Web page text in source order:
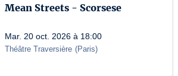
Mean Streets - Scorsese
Mar. 20 oct. 2026 à 18:00
Théâtre Traversière (Paris)